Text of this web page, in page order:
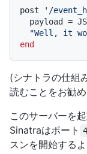
post '/
payload =
"Well, it
end
(シナトラの仕組
読むことをお勧
このサーバーを
Sinatraはポート
スンを開始する